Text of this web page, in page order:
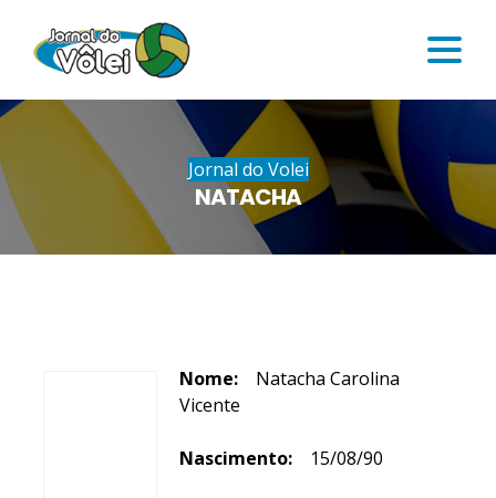
Jornal do Volei
NATACHA
Nome: Natacha Carolina
Vicente
Nascimento: 15/08/90